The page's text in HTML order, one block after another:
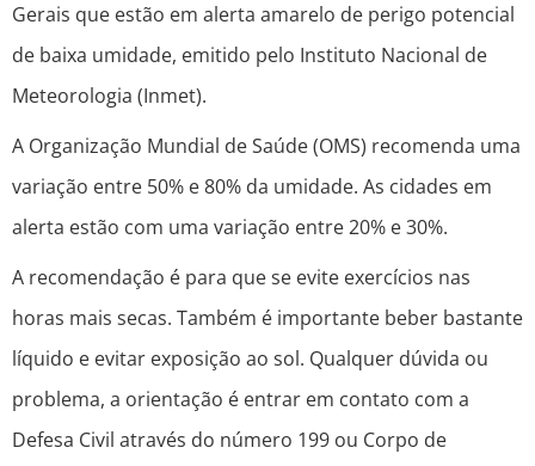
Gerais que estão em alerta amarelo de perigo potencial
de baixa umidade, emitido pelo Instituto Nacional de
Meteorologia (Inmet).
A Organização Mundial de Saúde (OMS) recomenda uma
variação entre 50% e 80% da umidade. As cidades em
alerta estão com uma variação entre 20% e 30%.
A recomendação é para que se evite exercícios nas
horas mais secas. Também é importante beber bastante
líquido e evitar exposição ao sol. Qualquer dúvida ou
problema, a orientação é entrar em contato com a
Defesa Civil através do número 199 ou Corpo de